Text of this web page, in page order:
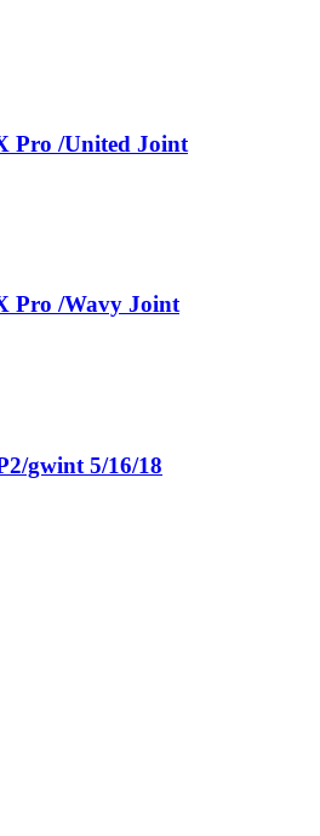
Pro /United Joint
Pro /Wavy Joint
gwint 5/16/18